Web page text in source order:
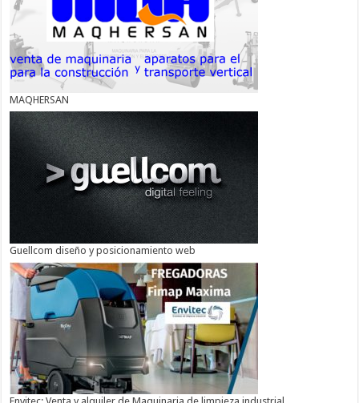
MAQHERSAN
Guellcom diseño y posicionamiento web